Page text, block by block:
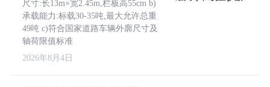
尺寸:长13m×宽2.45m,栏板高55cm b)
承载能力:标载30-35吨,最大允许总重
49吨 c)符合国家道路车辆外廓尺寸及
轴荷限值标准
2026年8月4日